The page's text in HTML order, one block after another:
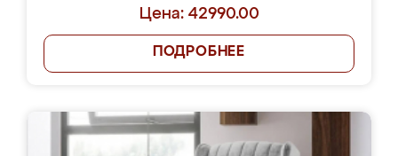
Цена: 42990.00
ПОДРОБНЕЕ